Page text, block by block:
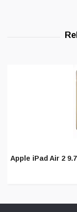
Apple iPad Air 2